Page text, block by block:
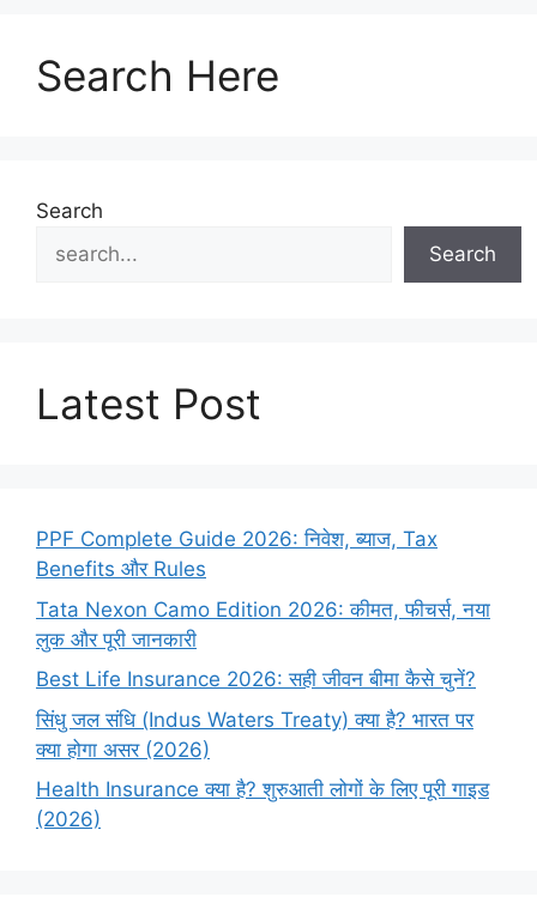
Search Here
Search
Search
Latest Post
PPF Complete Guide 2026: निवेश, ब्याज, Tax
Benefits और Rules
Tata Nexon Camo Edition 2026: कीमत, फीचर्स, नया
लुक और पूरी जानकारी
Best Life Insurance 2026: सही जीवन बीमा कैसे चुनें?
सिंधु जल संधि (Indus Waters Treaty) क्या है? भारत पर
क्या होगा असर (2026)
Health Insurance क्या है? शुरुआती लोगों के लिए पूरी गाइड
(2026)